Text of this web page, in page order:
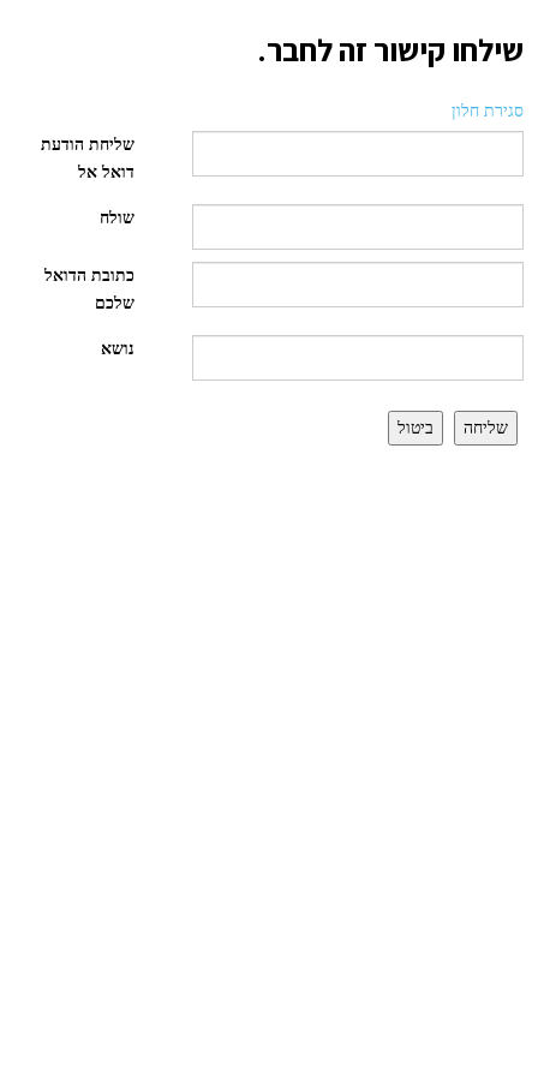
שילחו קישור זה לחבר.
סגירת חלון
שליחת הודעת
דואל אל
שולח
כתובת הדואל
שלכם
נושא
שליחה ביטול